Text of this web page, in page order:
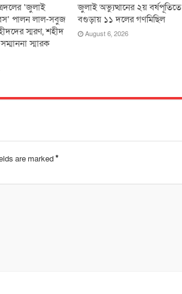
‘জুলাই
পালন লাল-সবুজ
স্মরণ, শহীদ
স্মারক
জুলাই অভ্যুত্থানের ২য় বর্ষপূতিতে
বগুড়ায় ১১ দলের গণমিছিল
August 6, 2026
are marked*